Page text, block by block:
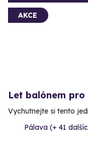
AKCE
Let balónem pro
Vychutnejte si tento
Pálava (+ 41